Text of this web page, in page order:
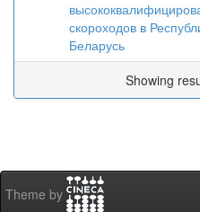
скороходов в
Беларусь
Showing
Theme by